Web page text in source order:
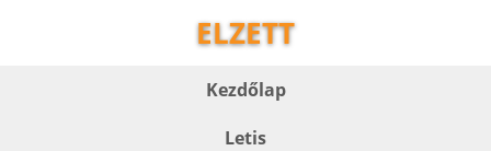
ELZETT
Kezdőlap
Letis